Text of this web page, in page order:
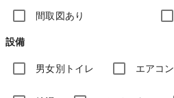
間取図あり
設備
男女別トイレ エアコン